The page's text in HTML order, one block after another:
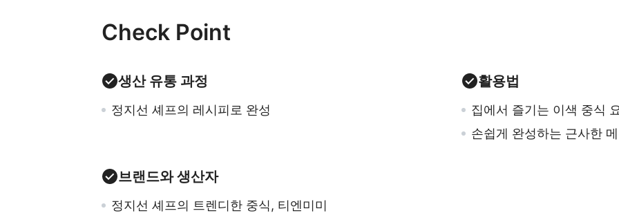
Check Point
생산 유통 과정
정지선 셰프의 레시피로 완성
활용법
집에서 즐기는 이색 중식
손쉽게 완성하는 근사한
브랜드와 생산자
정지선 셰프의 트렌디한 중식, 티엔미미